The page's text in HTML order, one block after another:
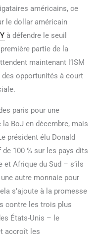
américains, ce
le dollar américain
à défendre le seuil
partie de la
maintenant l’ISM
opportunités à court
paris pour une
BoJ en décembre, mais
président élu Donald
100 % sur les pays dits
et Afrique du Sud – s’ils
autre monnaie pour
s’ajoute à la promesse
contre les trois plus
États-Unis – le
accroît les